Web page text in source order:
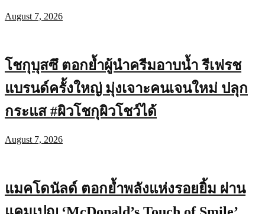
August 7, 2026
โชกุบุสซึ ตอกย้ำผู้นำครีมอาบน้ำ รีเฟรช
แบรนด์ครั้งใหญ่ มุ่งเจาะคนเจนใหม่ ปลุก
กระแส #ผิวโชกุผิวโชว์ได้
August 7, 2026
แมคโดนัลด์ ตอกย้ำพลังแห่งรอยยิ้ม ผ่าน